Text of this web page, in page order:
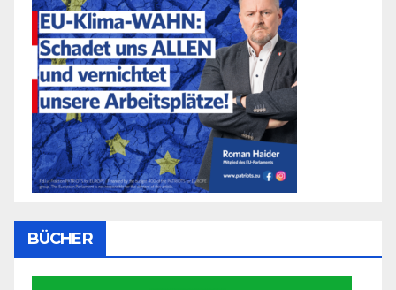
BÜCHER